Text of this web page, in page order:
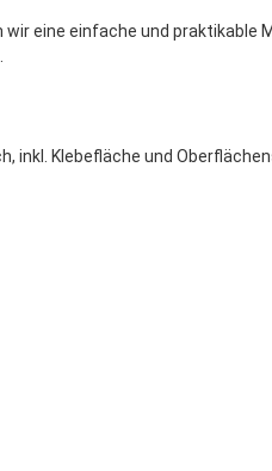
eine einfache und
inkl. Klebefläche und